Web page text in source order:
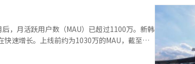
预期。赵
元和558亿韩元，均低于市场共识11%。”他
出：“独立饮料因零糖碳
地缘政治风险引发的原材料成本压力，营业利
半年的成本压力在一定程度上得到缓解。※ 本
，月活跃用户数（MAU）已超过1100万。新韩
速增长。上线前约为1030万的MAU，截至上
因此，截至上个月30日，今年累计新会员数已